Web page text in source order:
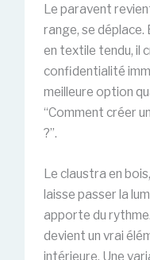
Le paravent
range, se déplace.
en textile tendu, il
confidentialité
meilleure option
“Comment créer
?”.
Le claustra en
laisse passer la
apporte du
devient un vrai
intérieure. Une